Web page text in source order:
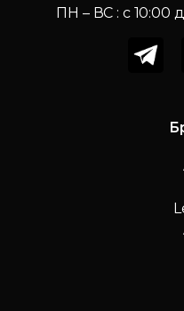
ПН – ВС : c 10:00